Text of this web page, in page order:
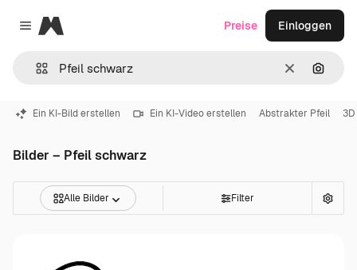
Close menu
Magnific
LöschenNach
Preise Einloggen
Ein KI-Bild erstellen Ein KI-Video erstellen Abstrakter Pfeil
Bilder – Pfeil schwarz
Alle Bilder Filter